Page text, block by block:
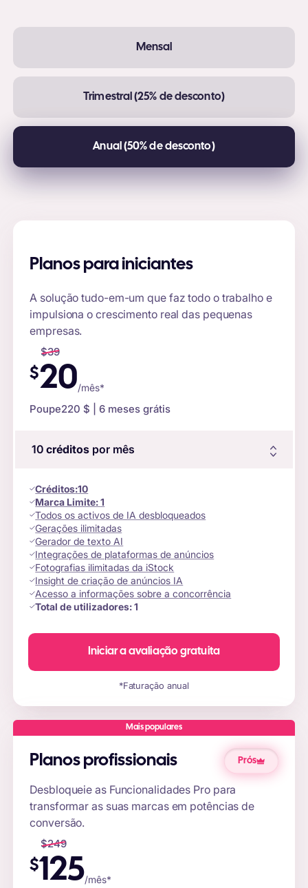
Mensal
Trimestral (25% de desconto)
Anual (50% de desconto)
Planos para iniciantes
A solução tudo-em-um que faz todo o trabalho e
impulsiona o crescimento real das pequenas
empresas.
$39
$20/mês*
Poupe220 $ | 6 meses grátis
10 créditospor mês
Créditos:10
Marca Limite:1
Todos os activos de IA desbloqueados
Gerações ilimitadas
Gerador de texto AI
Integrações de plataformas de anúncios
Fotografias ilimitadas da iStock
Insight de criação de anúncios IA
Acesso a informações sobre a concorrência
Total de utilizadores:1
Iniciar a avaliação gratuita
*Faturação anual
Mais populares
Planos profissionais Prós
Desbloqueie as Funcionalidades Pro para
transformar as suas marcas em potências de
conversão.
$249
$125/mês*